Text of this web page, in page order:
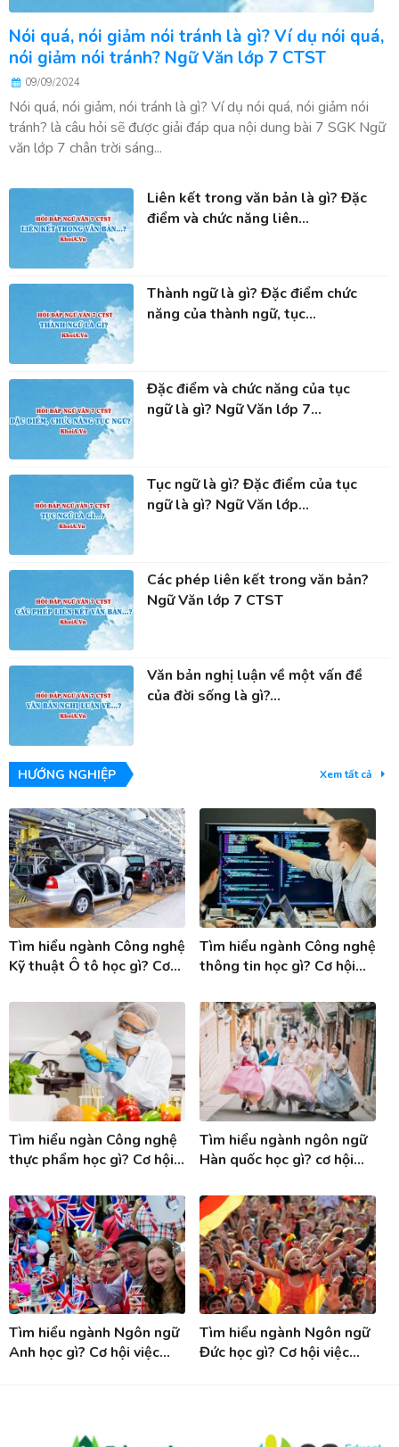
Nói quá, nói giảm nói tránh là gì? Ví dụ nói quá,
nói giảm nói tránh? Ngữ Văn lớp 7 CTST
09/09/2024
Nói quá, nói giảm, nói tránh là gì? Ví dụ nói quá, nói giảm nói
tránh? là câu hỏi sẽ được giải đáp qua nội dung bài 7 SGK Ngữ
văn lớp 7 chân trời sáng...
Liên kết trong văn bản là gì? Đặc
điểm và chức năng liên...
Thành ngữ là gì? Đặc điểm chức
năng của thành ngữ, tục...
Đặc điểm và chức năng của tục
ngữ là gì? Ngữ Văn lớp 7...
Tục ngữ là gì? Đặc điểm của tục
ngữ là gì? Ngữ Văn lớp...
Các phép liên kết trong văn bản?
Ngữ Văn lớp 7 CTST
Văn bản nghị luận về một vấn đề
của đời sống là gì?...
HƯỚNG NGHIỆP Xem tất cả
Tìm hiểu ngành Công nghệ
Kỹ thuật Ô tô học gì? Cơ
nghệ KT ô tô
Tìm hiểu ngành Công nghệ
thông tin học gì? Cơ hội
thông tin
Tìm hiểu ngàn Công nghệ
thực phẩm học gì? Cơ hội
thực phẩm
Tìm hiểu ngành ngôn ngữ
Hàn quốc học gì? cơ hội
ngành Tiếng Hàn
Tìm hiểu ngành Ngôn ngữ
Anh học gì? Cơ hội việc
Tìm hiểu ngành Ngôn ngữ
Đức học gì? Cơ hội việc